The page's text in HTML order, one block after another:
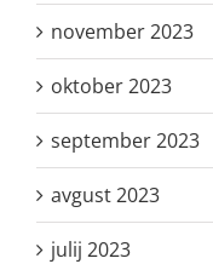
november 2023
oktober 2023
september 2023
avgust 2023
julij 2023